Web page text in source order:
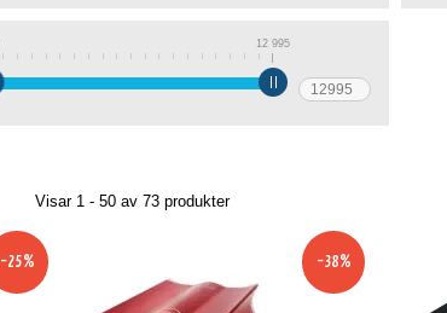
12 995
Visar 1 - 50 av 73produkter
-25% -38%